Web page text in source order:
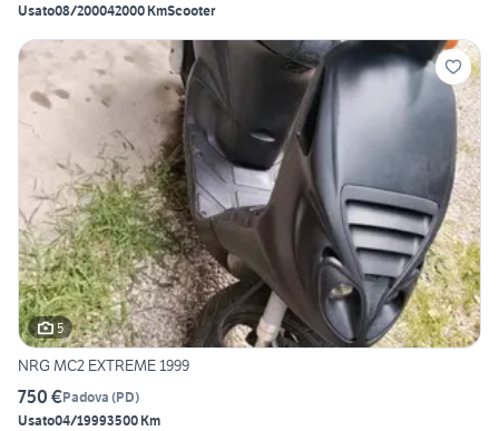
Usato08/200042000 KmScooter
5
NRG MC2 EXTREME 1999
750 €Padova (PD)
Usato04/19993500 Km